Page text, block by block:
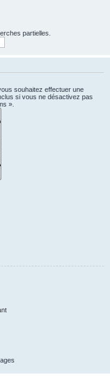
partielles.
souhaitez effectuer une
si vous ne désactivez pas
».